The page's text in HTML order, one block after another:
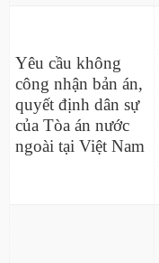
Yêu cầu không
công nhận bản án,
quyết định dân sự
của Tòa án nước
ngoài tại Việt Nam